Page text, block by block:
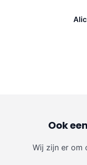
Ook
Wij zijn er om